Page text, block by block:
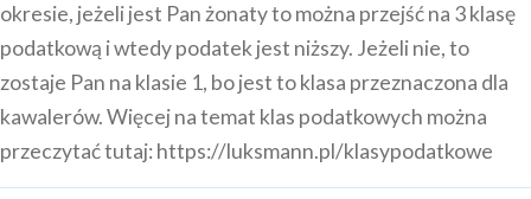
okresie, jeżeli jest Pan żonaty to można przejść na 3 klasę
podatkową i wtedy podatek jest niższy. Jeżeli nie, to
zostaje Pan na klasie 1, bo jest to klasa przeznaczona dla
kawalerów. Więcej na temat klas podatkowych można
przeczytać tutaj:https://luksmann.pl/klasypodatkowe